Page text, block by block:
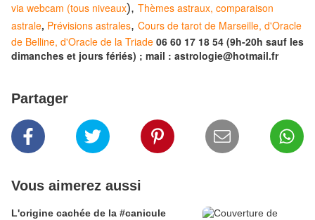
via webcam (tous niveaux), Thèmes astraux, comparaison
astrale, Prévisions astrales, Cours de tarot de Marseille, d'Oracle
de Belline, d'Oracle de la Triade 06 60 17 18 54 (9h-20h sauf les
dimanches et jours fériés) ; mail : astrologie@hotmail.fr
Partager
Vous aimerez aussi
L'origine cachée de la #canicule